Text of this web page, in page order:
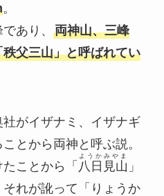
。
あり、 両神山、三峰
父三山」と呼ばれてい
がイザナミ、イザナギ
とから両神と呼ぶ説。
ことから「 八日見山
ようかみやま
」
れが訛って「りょうか